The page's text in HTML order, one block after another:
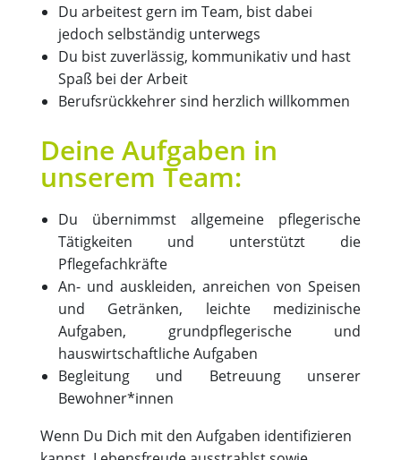
Du arbeitest gern im Team, bist dabei
jedoch selbständig unterwegs
Du bist zuverlässig, kommunikativ und hast
Spaß bei der Arbeit
Berufsrückkehrer sind herzlich willkommen
Deine Aufgaben in
unserem Team:
Du übernimmst allgemeine pflegerische
Tätigkeiten und unterstützt die
Pflegefachkräfte
An- und auskleiden, anreichen von Speisen
und Getränken, leichte medizinische
Aufgaben, grundpflegerische und
hauswirtschaftliche Aufgaben
Begleitung und Betreuung unserer
Bewohner*innen
Wenn Du Dich mit den Aufgaben identifizieren